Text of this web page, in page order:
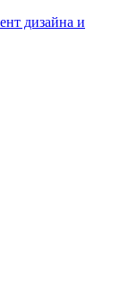
дизайна и